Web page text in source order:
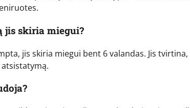
jis skiria miegui?
jis skiria miegui bent 6 valandas. Jis